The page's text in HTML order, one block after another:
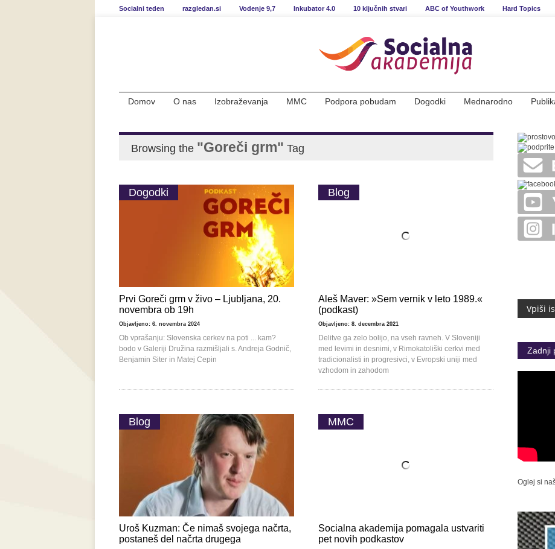
Socialni teden razgledan.si Vodenje 9,7 Inkubator 4.0 10 ključnih stvari ABC of Youthwork Hard Topics
Domov O nas Izobraževanja MMC Podpora pobudam Dogodki Mednarodno
Browsing the "Goreči grm" Tag
Dogodki
Prvi Goreči grm v živo – Ljubljana, 20.
novembra ob 19h
Objavljeno: 6. novembra 2024
Ob vprašanju: Slovenska cerkev na poti ... kam?
bodo v Galeriji Družina razmišljali s. Andreja Godnič,
Benjamin Siter in Matej Cepin
Blog
Aleš Maver: »Sem vernik v leto 1989.«
(podkast)
Objavljeno: 8. decembra 2021
Delitve ga zelo bolijo, na vseh ravneh. V Sloveniji
med levimi in desnimi, v Rimokatoliški cerkvi med
tradicionalisti in progresivci, v Evropski uniji med
vzhodom in zahodom
Blog
Uroš Kuzman: Če nimaš svojega načrta,
postaneš del načrta drugega
MMC
Socialna akademija pomagala ustvariti
pet novih podkastov
Zadnji
Oglej si